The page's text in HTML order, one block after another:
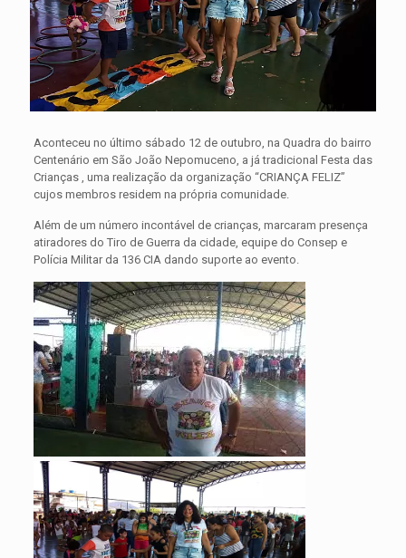
Aconteceu no último sábado 12 de outubro, na Quadra do bairro
Centenário em São João Nepomuceno, a já tradicional Festa das
Crianças , uma realização da organização “CRIANÇA FELIZ”
cujos membros residem na própria comunidade.
Além de um número incontável de crianças, marcaram presença
atiradores do Tiro de Guerra da cidade, equipe do Consep e
Polícia Militar da 136 CIA dando suporte ao evento.